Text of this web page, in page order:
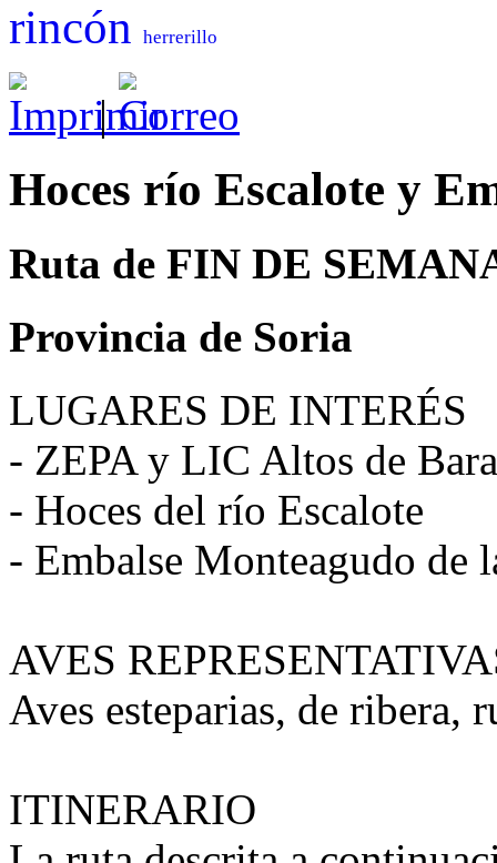
rincón herrerillo
|
Hoces río Escalote y
Ruta de FIN DE
Provincia de Soria
LUGARES DE INTERÉS
- ZEPA y LIC Altos de
- Hoces del río Escalote
- Embalse Monteagudo de
AVES
Aves esteparias, de ribera,
ITINERARIO